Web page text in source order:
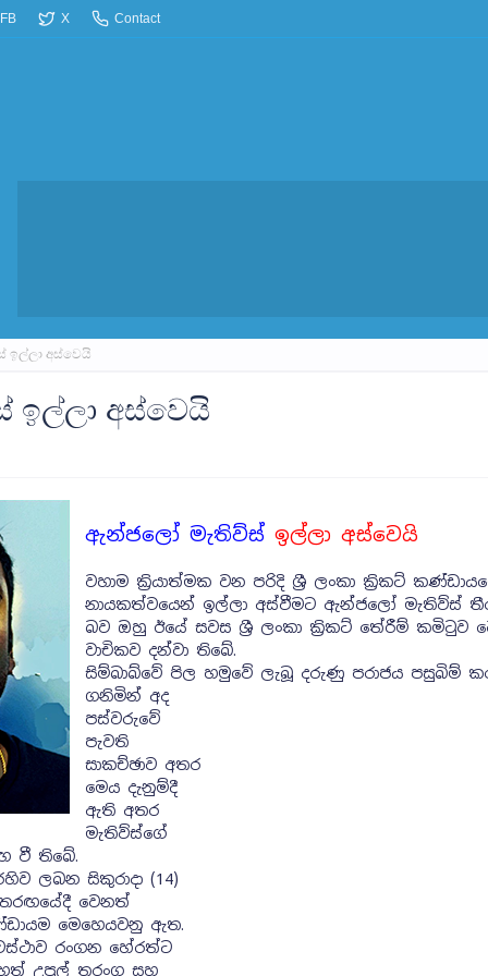
X Contact
අස්වෙයි
අස්වෙයි
ඇන්ජලෝ මැතිව්ස් ඉල්ලා අස්වෙයි
වහාම ක්‍රියාත්මක වන පරිදි ශ්‍රී ලංකා ක්‍රිකට්
නායකත්වයෙන් ඉල්ලා අස්වීමට ඇන්ජලෝ මැතිව්ස්
බව ඔහු ඊයේ සවස ශ්‍රී ලංකා ක්‍රිකට් තේරීම් කමිටුව
වාචිකව දන්වා තිබේ.
සිම්බාබ්වේ පිල හමුවේ ලැබූ දරුණු පරාජය පසුබිම්
ගනිමින් අද
පස්වරුවේ
පැවති
සාකච්ඡාව අතර
මෙය දැනුම්දී
ඇති අතර
මැතිව්ස්ගේ
වී තිබේ.
ලබන සිකුරාදා (14)
වෙනත්
මෙහෙයවනු ඇත.
රංගන හේරත්ට
උපුල් තරංග සහ